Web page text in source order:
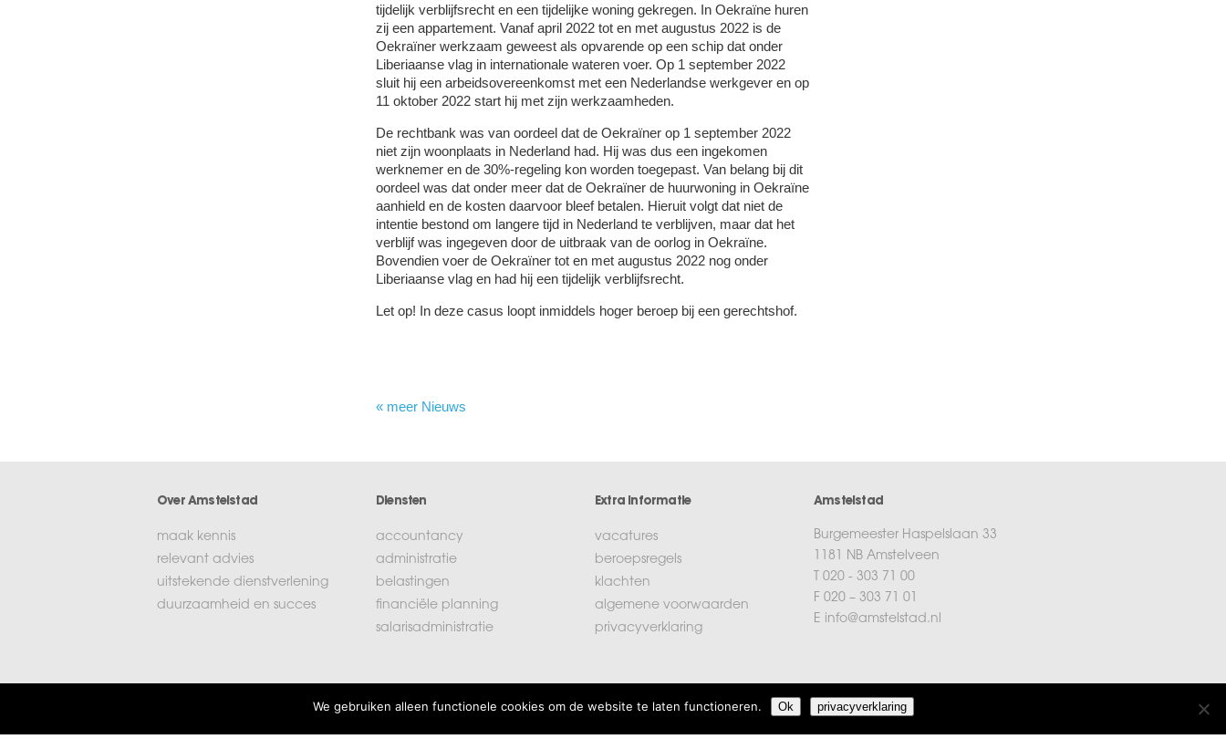
tijdelijk verblijfsrecht en een tijdelijke woning gekregen. In Oekraïne huren
zij een appartement. Vanaf april 2022 tot en met augustus 2022 is de
Oekraïner werkzaam geweest als opvarende op een schip dat onder
Liberiaanse vlag in internationale wateren voer. Op 1 september 2022
sluit hij een arbeidsovereenkomst met een Nederlandse werkgever en op
11 oktober 2022 start hij met zijn werkzaamheden.
De rechtbank was van oordeel dat de Oekraïner op 1 september 2022
niet zijn woonplaats in Nederland had. Hij was dus een ingekomen
werknemer en de 30%-regeling kon worden toegepast. Van belang bij dit
oordeel was dat onder meer dat de Oekraïner de huurwoning in Oekraïne
aanhield en de kosten daarvoor bleef betalen. Hieruit volgt dat niet de
intentie bestond om langere tijd in Nederland te verblijven, maar dat het
verblijf was ingegeven door de uitbraak van de oorlog in Oekraïne.
Bovendien voer de Oekraïner tot en met augustus 2022 nog onder
Liberiaanse vlag en had hij een tijdelijk verblijfsrecht.
Let op! In deze casus loopt inmiddels hoger beroep bij een gerechtshof.
« meer Nieuws
Over Amstelstad
maak kennis
relevant advies
uitstekende dienstverlening
duurzaamheid en succes
Diensten
accountancy
administratie
belastingen
financiële planning
salarisadministratie
Extra informatie
vacatures
beroepsregels
klachten
algemene voorwaarden
privacyverklaring
Amstelstad
Burgemeester Haspelslaan 33
1181 NB Amstelveen
T 020 - 303 71 00
F 020 – 303 71 01
E info@amstelstad.nl
Login
We gebruiken alleen functionele cookies om de website te laten functioneren. Ok privacyverklaring